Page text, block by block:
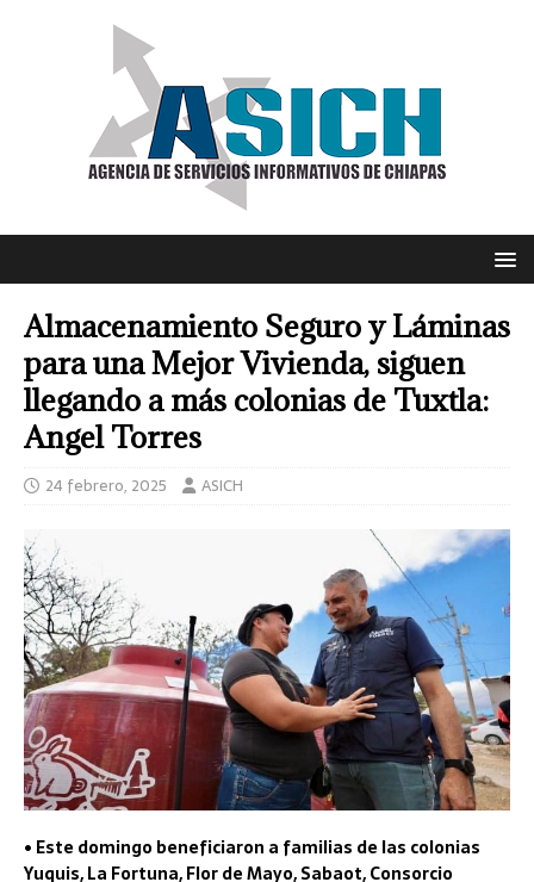
Almacenamiento Seguro y Láminas
para una Mejor Vivienda, siguen
llegando a más colonias de Tuxtla:
Angel Torres
24 febrero, 2025 ASICH
• Este domingo beneficiaron a familias de las colonias
Yuquis, La Fortuna, Flor de Mayo, Sabaot, Consorcio